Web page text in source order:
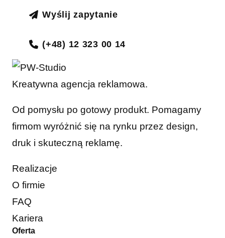
Wyślij zapytanie
(+48) 12 323 00 14
Kreatywna agencja reklamowa.
Od pomysłu po gotowy produkt. Pomagamy
firmom wyróżnić się na rynku przez design,
druk i skuteczną reklamę.
Realizacje
O firmie
FAQ
Kariera
Oferta